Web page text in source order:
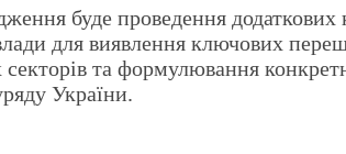
буде проведення додаткових
для виявлення ключових
та формулювання
України.